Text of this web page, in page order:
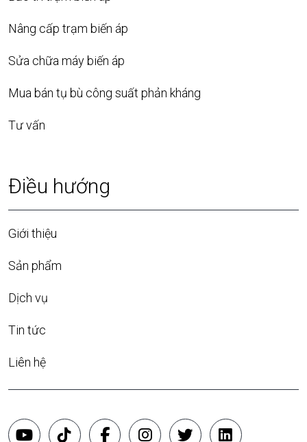
Nâng cấp trạm biến áp
Sửa chữa máy biến áp
Mua bán tụ bù công suất phản kháng
Tư vấn
Điều hướng
Giới thiệu
Sản phẩm
Dịch vụ
Tin tức
Liên hệ